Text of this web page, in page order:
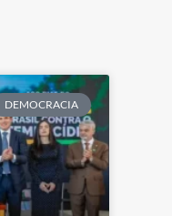
DEMOCRACIA